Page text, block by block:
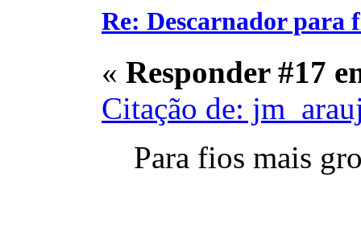
Re: Descarnador para
« Responder #17
Citação de:
Para fios mais